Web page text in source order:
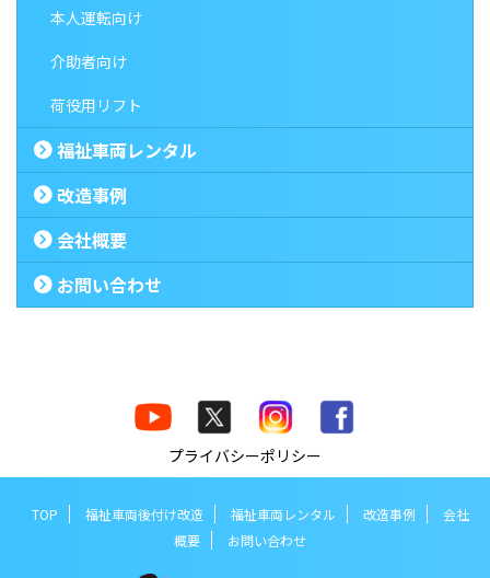
本人運転向け
介助者向け
荷役用リフト
福祉車両レンタル
改造事例
会社概要
お問い合わせ
プライバシーポリシー
TOP 福祉車両後付け改造 福祉車両レンタル 改造事例
会社
概要
お問い合わせ